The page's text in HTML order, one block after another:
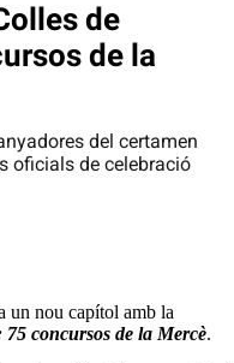
de
de la
del certamen
oficials de celebració
un nou capítol amb la
concursos de la Mercè.